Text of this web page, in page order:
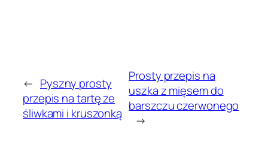
← Pyszny prosty
przepis na tartę ze
śliwkami i kruszonką
Prosty przepis na
uszka z mięsem do
barszczu czerwonego
→